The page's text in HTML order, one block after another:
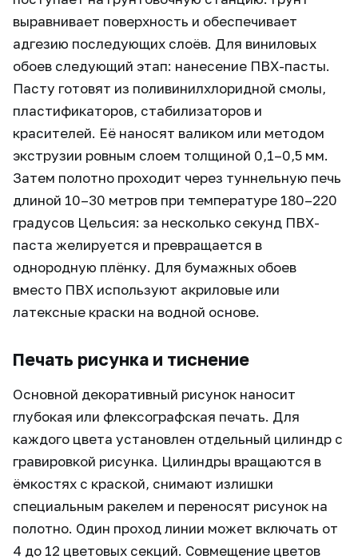
выравнивает поверхность и обеспечивает
адгезию последующих слоёв. Для виниловых
обоев следующий этап: нанесение ПВХ-пасты.
Пасту готовят из поливинилхлоридной смолы,
пластификаторов, стабилизаторов и
красителей. Её наносят валиком или методом
экструзии ровным слоем толщиной 0,1–0,5 мм.
Затем полотно проходит через туннельную печь
длиной 10–30 метров при температуре 180–220
градусов Цельсия: за несколько секунд ПВХ-
паста желируется и превращается в
однородную плёнку. Для бумажных обоев
вместо ПВХ используют акриловые или
латексные краски на водной основе.
Печать рисунка и тиснение
Основной декоративный рисунок наносит
глубокая или флексографская печать. Для
каждого цвета установлен отдельный цилиндр с
гравировкой рисунка. Цилиндры вращаются в
ёмкостях с краской, снимают излишки
специальным ракелем и переносят рисунок на
полотно. Один проход линии может включать от
4 до 12 цветовых секций. Совмещение цветов